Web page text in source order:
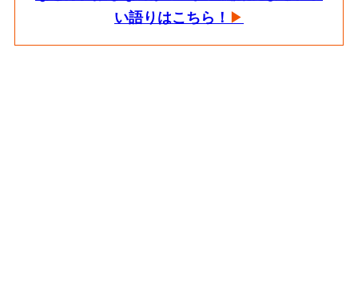
い語りはこちら！ ▶